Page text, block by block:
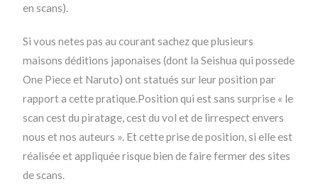
en scans).
Si vous netes pas au courant sachez que plusieurs
maisons déditions japonaises (dont la Seishua qui possede
One Piece et Naruto) ont statués sur leur position par
rapport a cette pratique.Position qui est sans surprise « le
scan cest du piratage, cest du vol et de lirrespect envers
nous et nos auteurs ». Et cette prise de position, si elle est
réalisée et appliquée risque bien de faire fermer des sites
de scans.